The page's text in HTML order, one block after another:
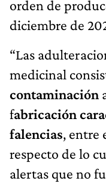
orden de
diciembre de
“Las
medicinal
contaminación
fabricación
falencias, entre
respecto de lo
alertas que no